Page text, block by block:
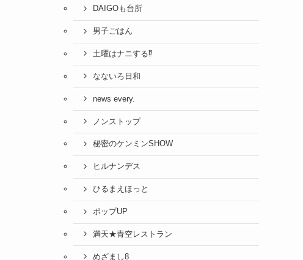
DAIGOも台所
男子ごはん
土曜はナニする⁉
なないろ日和
news every.
ノンストップ
秘密のケンミンSHOW
ヒルナンデス
ひるまえほっと
ポップUP
満天★青空レストラン
めざまし8